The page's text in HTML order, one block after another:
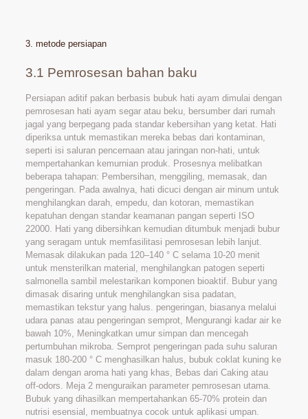
3. metode persiapan
3.1 Pemrosesan bahan baku
Persiapan aditif pakan berbasis bubuk hati ayam dimulai dengan
pemrosesan hati ayam segar atau beku, bersumber dari rumah
jagal yang berpegang pada standar kebersihan yang ketat. Hati
diperiksa untuk memastikan mereka bebas dari kontaminan,
seperti isi saluran pencernaan atau jaringan non-hati, untuk
mempertahankan kemurnian produk. Prosesnya melibatkan
beberapa tahapan: Pembersihan, menggiling, memasak, dan
pengeringan. Pada awalnya, hati dicuci dengan air minum untuk
menghilangkan darah, empedu, dan kotoran, memastikan
kepatuhan dengan standar keamanan pangan seperti ISO
22000. Hati yang dibersihkan kemudian ditumbuk menjadi bubur
yang seragam untuk memfasilitasi pemrosesan lebih lanjut.
Memasak dilakukan pada 120–140 ° C selama 10-20 menit
untuk mensterilkan material, menghilangkan patogen seperti
salmonella sambil melestarikan komponen bioaktif. Bubur yang
dimasak disaring untuk menghilangkan sisa padatan,
memastikan tekstur yang halus. pengeringan, biasanya melalui
udara panas atau pengeringan semprot, Mengurangi kadar air ke
bawah 10%, Meningkatkan umur simpan dan mencegah
pertumbuhan mikroba. Semprot pengeringan pada suhu saluran
masuk 180-200 ° C menghasilkan halus, bubuk coklat kuning ke
dalam dengan aroma hati yang khas, Bebas dari Caking atau
off-odors. Meja 2 menguraikan parameter pemrosesan utama.
Bubuk yang dihasilkan mempertahankan 65-70% protein dan
nutrisi esensial, membuatnya cocok untuk aplikasi umpan.